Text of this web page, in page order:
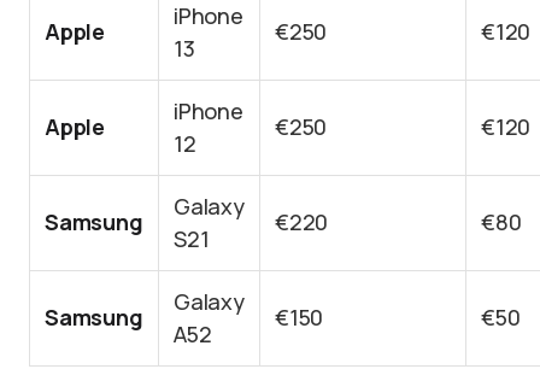
Apple
iPhone
13
€250 €120
Apple
iPhone
12
€250 €120
Samsung
Galaxy
S21
€220 €80
Samsung
Galaxy
A52
€150 €50